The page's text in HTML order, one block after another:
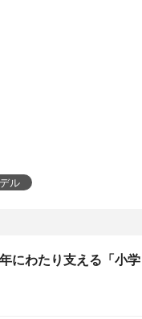
ル
にわたり支える「小学